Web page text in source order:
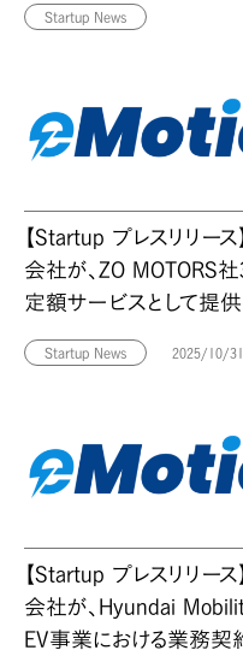
Startup News
【Startup プレスリリー
会社が、ZO MOTORS社
定額サービスとして提
Startup News 2025/10/31
【Startup プレスリリー
会社が、Hyundai
EV事業における業務契